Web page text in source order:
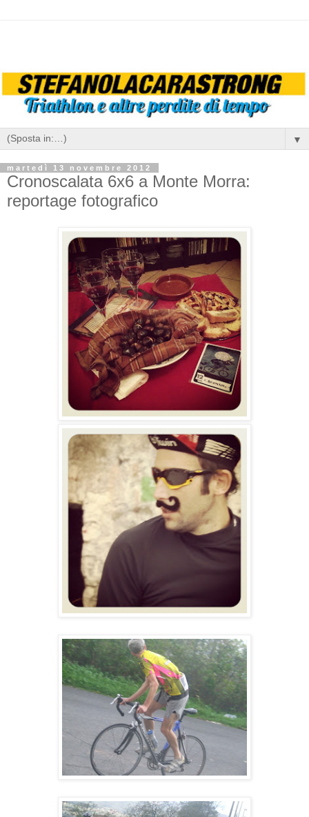
▼
martedì 13 novembre 2012
Cronoscalata 6x6 a Monte Morra:
reportage fotografico